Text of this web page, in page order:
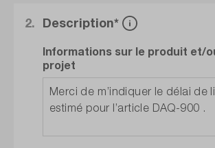
Description*
2.
Informations sur le produit et/
projet